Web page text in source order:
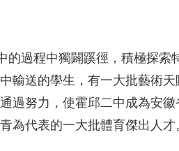
的過程中獨闢蹊徑，積極探
輸送的學生，有一大批藝術
過努力，使霍邱二中成為安
為代表的一大批體育傑出人才